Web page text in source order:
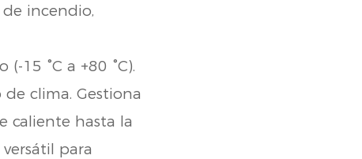
incendio,
15 °C a +80 °C).
clima. Gestiona
caliente hasta la
para